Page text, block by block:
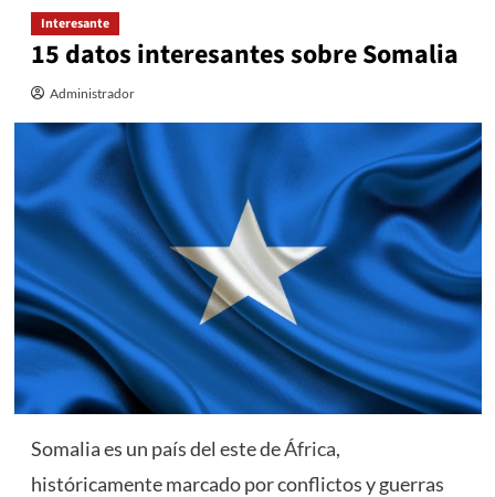
Interesante
15 datos interesantes sobre Somalia
Administrador
Somalia es un país del este deÁfrica,
históricamente marcado por conflictos y guerras